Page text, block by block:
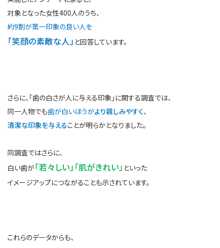
対象となった女性400人のうち、
約9割が第一印象の良い人を
「笑顔の素敵な人」 と回答しています。
さらに、「歯の白さが人に与える印象」に関する調査では、
同一人物でも歯が白いほうがより親しみやすく、
清潔な印象を与えることが明らかとなりました。
同調査ではさらに、
白い歯が「若々しい」「肌がきれい」 といった
イメージアップにつながることも示されています。
これらのデータからも、